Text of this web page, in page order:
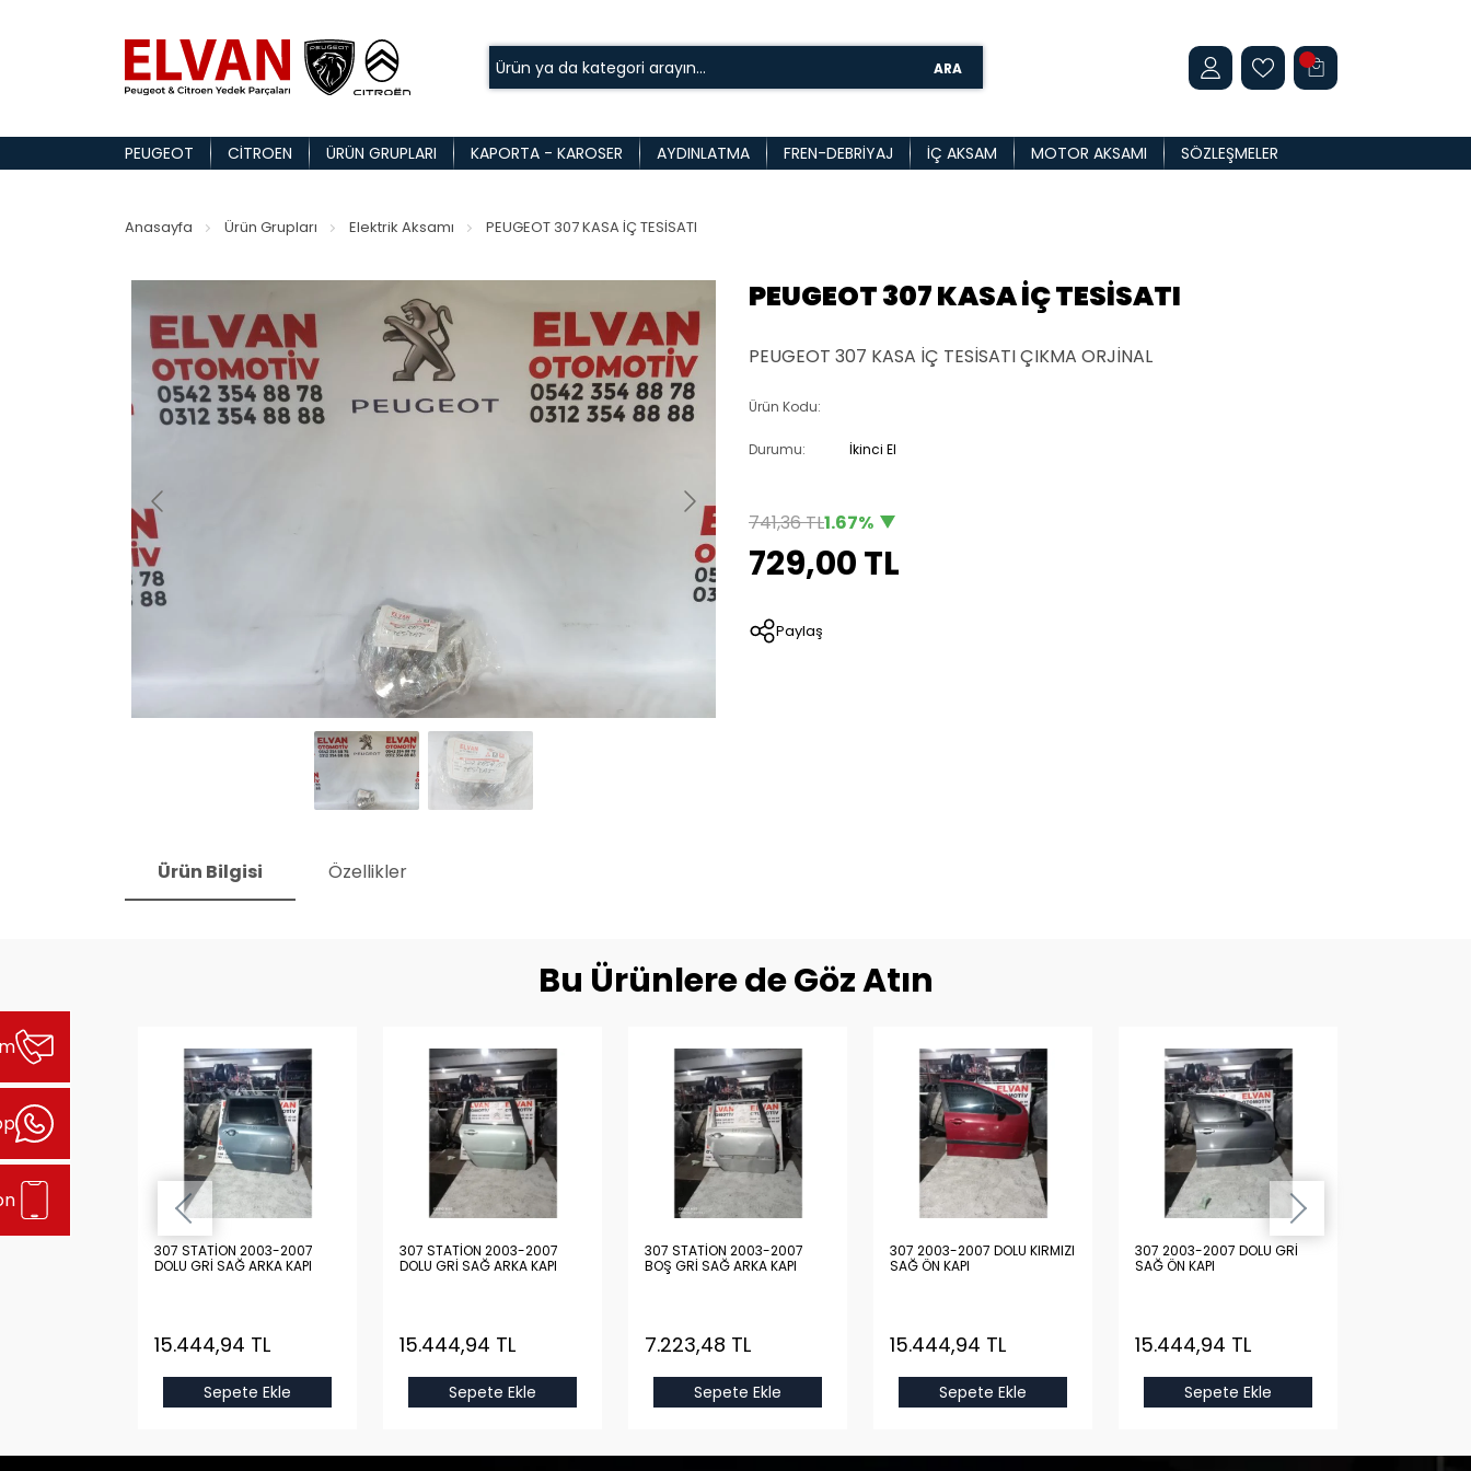
ARA
PEUGEOT CITROEN ÜRÜN GRUPLARI KAPORTA - KAROSER AYDINLATMA FREN-DEBRIYAJ İÇ AKSAM MOTOR AKSAMI SÖZLEŞMELER
Anasayfa Ürün Grupları Elektrik Aksamı PEUGEOT 307 KASA İÇ TESİSATI
PEUGEOT 307 KASA İÇ TESİSATI
PEUGEOT 307 KASA İÇ TESİSATI ÇIKMA ORJİNAL
Ürün Kodu:
Durumu: İkinci El
741,36 TL1.67%
729,00 TL
Paylaş
Ürün Bilgisi Özellikler
Bu Ürünlere de Göz Atın
307 STATİON 2003-2007
DOLU GRİ SAĞ ARKA KAPI
15.444,94 TL
Sepete Ekle
307 STATİON 2003-2007
DOLU GRİ SAĞ ARKA KAPI
15.444,94 TL
Sepete Ekle
307 STATİON 2003-2007
BOŞ GRİ SAĞ ARKA KAPI
7.223,48 TL
Sepete Ekle
307 2003-2007 DOLU KIRMIZI
SAĞ ÖN KAPI
15.444,94 TL
Sepete Ekle
307 2003-2007 DOLU GRİ
SAĞ ÖN KAPI
15.444,94 TL
Sepete Ekle